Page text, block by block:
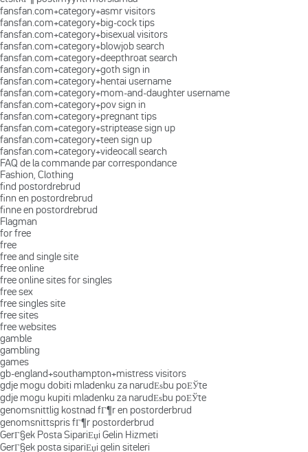
fansfan.com+category+asmr visitors
fansfan.com+category+big-cock tips
fansfan.com+category+bisexual visitors
fansfan.com+category+blowjob search
fansfan.com+category+deepthroat search
fansfan.com+category+goth sign in
fansfan.com+category+hentai username
fansfan.com+category+mom-and-daughter username
fansfan.com+category+pov sign in
fansfan.com+category+pregnant tips
fansfan.com+category+striptease sign up
fansfan.com+category+teen sign up
fansfan.com+category+videocall search
FAQ de la commande par correspondance
Fashion, Clothing
find postordrebrud
finn en postordrebrud
finne en postordrebrud
Flagman
for free
free
free and single site
free online
free online sites for singles
free sex
free singles site
free sites
free websites
gamble
gambling
games
gb-england+southampton+mistress visitors
gdje mogu dobiti mladenku za narudЕѕbu poЕЎte
gdje mogu kupiti mladenku za narudЕѕbu poЕЎte
genomsnittlig kostnad fГ¶r en postorderbrud
genomsnittspris fГ¶r postorderbrud
GerГ§ek Posta SipariЕџi Gelin Hizmeti
GerГ§ek posta sipariЕџi gelin siteleri